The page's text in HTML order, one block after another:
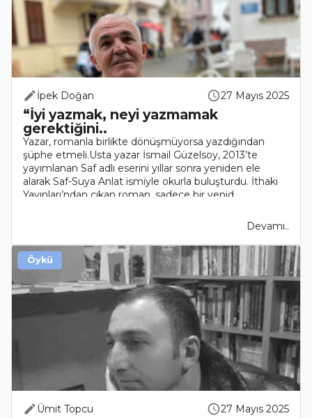
İpek Doğan 27 Mayıs 2025
“İyi yazmak, neyi yazmamak
gerektiğini..
Yazar, romanla birlikte dönüşmüyorsa yazdığından
şüphe etmeli.Usta yazar İsmail Güzelsoy, 2013’te
yayımlanan Saf adlı eserini yıllar sonra yeniden ele
alarak Saf-Suya Anlat ismiyle okurla buluşturdu. İthaki
Yayınları’ndan çıkan roman, sadece bir yenid..
Devamı..
Ümit Topcu 27 Mayıs 2025
Öykü